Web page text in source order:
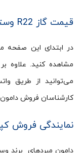
قیمت گاز R22 وسترون
مشاهده کنید. علاوه
می‌توانید از طریق
کارشناسان فروش دامون
نمایندگی فروش کپسول آر
دامون مبردهای برند